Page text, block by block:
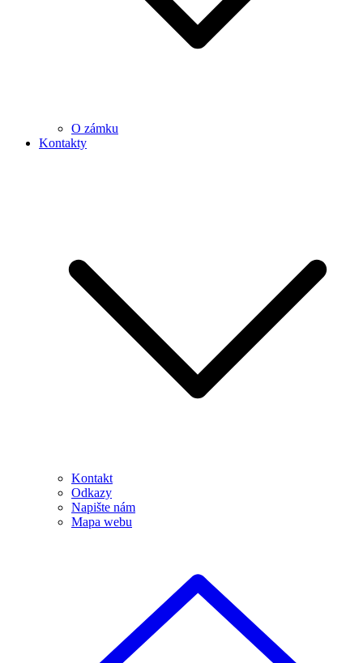
O zámku
Kontakty
Kontakt
Odkazy
Napište nám
Mapa webu